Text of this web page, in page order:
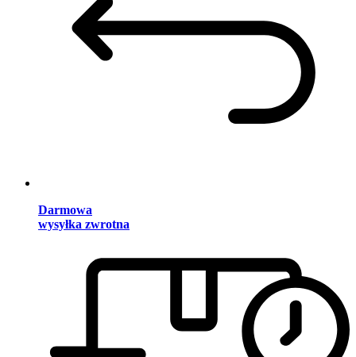
Darmowa
wysyłka zwrotna